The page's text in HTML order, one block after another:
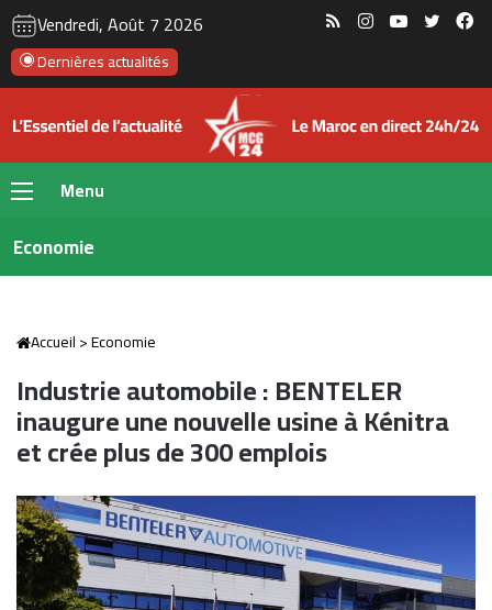
Vendredi, Août 7 2026 RSS InstagramYouTube
Dernières actualités
Menu
Economie
Accueil>Economie
Industrie automobile : BENTELER
inaugure une nouvelle usine à Kénitra
et crée plus de 300 emplois